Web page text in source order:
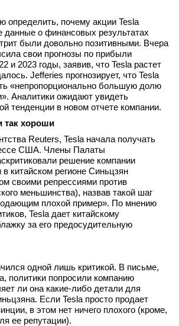
определить, почему акции Tesla
данные о финансовых результатах
были довольно позитивными. Вчера
свои прогнозы по прибыли
и 2023 годы, заявив, что Tesla растет
Jefferies прогнозирует, что Tesla
«непропорционально большую долю
Аналитики ожидают увидеть
тенденции в новом отчете компании.
так хороши
Reuters, Tesla начала получать
США. Члены Палаты
решение компании
китайском регионе Синьцзян
своими репрессиями против
меньшинства), назвав такой шаг
плохой пример». По мнению
Tesla дает китайскому
за его предосудительную
одной лишь критикой. В письме,
политики попросили компанию
ли она какие-либо детали для
Если Tesla просто продает
в этом нет ничего плохого (кроме,
ее репутации).